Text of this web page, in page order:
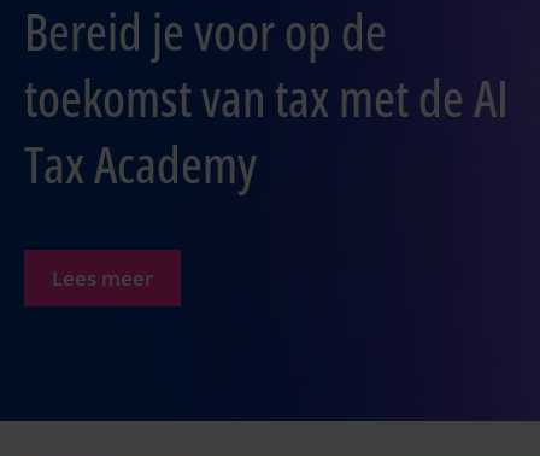
Bereid je voor op de
toekomst van tax met de AI
Tax Academy
Lees meer